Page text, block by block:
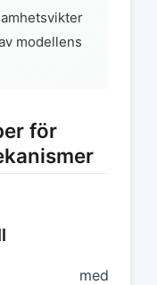
modellens
för
med